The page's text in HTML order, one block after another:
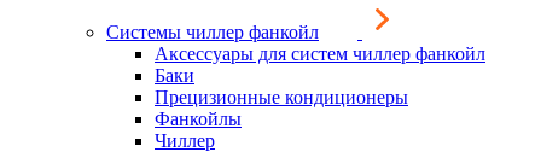
Системы чиллер фанкойл
Аксессуары для систем чиллер фанкойл
Баки
Прецизионные кондиционеры
Фанкойлы
Чиллер